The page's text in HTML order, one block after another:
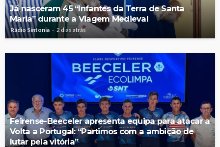
Já nasceram 45 “Infantes da Terra de Santa
Maria” durante a Viagem Medieval
Rádio Sintonia 2 dias atrás
Feirense-Beeceler apresenta equipa para atacar a
Volta a Portugal: “Partimos com a ambição de
lutar pela vitória”